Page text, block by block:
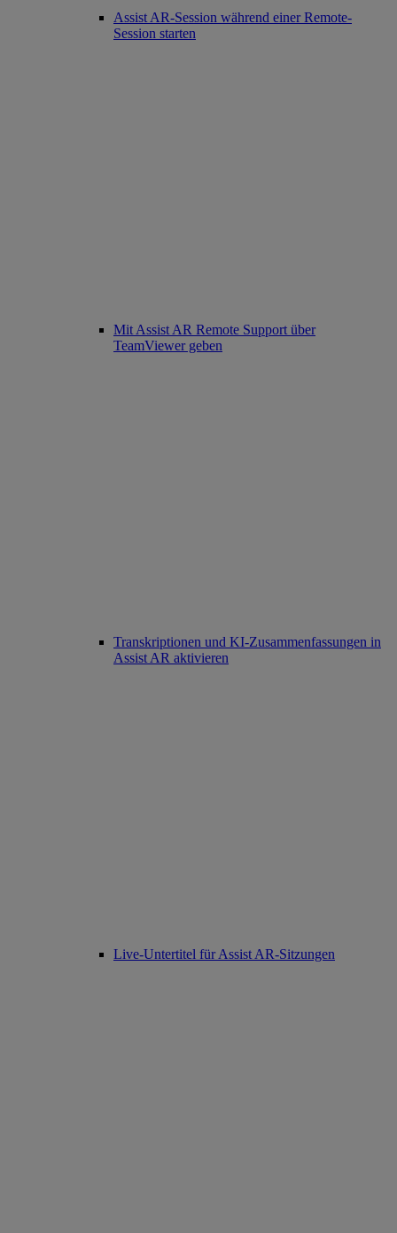
Assist AR-Session während einer Remote-
Session starten
Mit Assist AR Remote Support über
TeamViewer geben
Transkriptionen und KI-Zusammenfassungen in
Assist AR aktivieren
Live-Untertitel für Assist AR-Sitzungen